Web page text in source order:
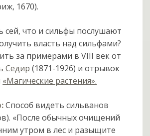
1670).
сей, что и сильфы послушают
власть над сильфами?
за примерами в VIII век от
Седир (1871-1926) и отрывок
«Магические растения».
Способ видеть сильванов
«После обычных очищений
утром в лес и разыщите